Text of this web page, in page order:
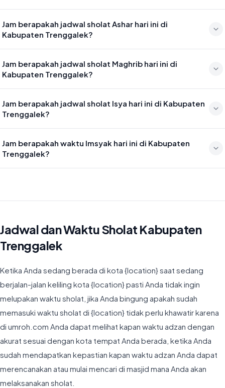
11:42
Jam berapakah jadwal sholat Ashar hari ini di
Kabupaten Trenggalek?
15:03
Jam berapakah jadwal sholat Maghrib hari ini di
Kabupaten Trenggalek?
17:36
Jam berapakah jadwal sholat Isya hari ini di Kabupaten
Trenggalek?
Jam berapakah waktu Imsyak hari ini di Kabupaten
Trenggalek?
Jadwal dan Waktu Sholat Kabupaten
Trenggalek
Ketika Anda sedang berada di kota {location} saat sedang
berjalan-jalan keliling kota {location} pasti Anda tidak ingin
melupakan waktu sholat, jika Anda bingung apakah sudah
memasuki waktu sholat di {location} tidak perlu khawatir karena
di umroh.com Anda dapat melihat kapan waktu adzan dengan
akurat sesuai dengan kota tempat Anda berada, ketika Anda
sudah mendapatkan kepastian kapan waktu adzan Anda dapat
merencanakan atau mulai mencari di masjid mana Anda akan
melaksanakan sholat.